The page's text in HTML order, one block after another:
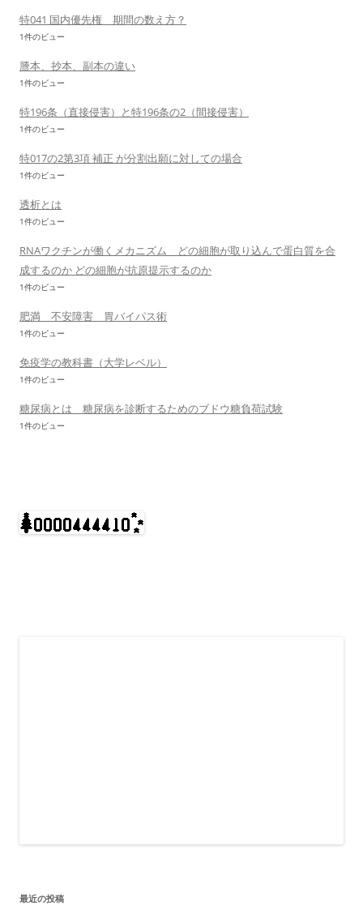
特041 国内優先権 期間の数え方？
1件のビュー
謄本、抄本、副本の違い
1件のビュー
特196条（直接侵害）と特196条の2（間接侵害）
1件のビュー
特017の2第3項 補正 が分割出願に対しての場合
1件のビュー
透析とは
1件のビュー
RNAワクチンが働くメカニズム どの細胞が取り込んで蛋白質を合
成するのか どの細胞が抗原提示するのか
1件のビュー
肥満 不安障害 胃バイパス術
1件のビュー
免疫学の教科書（大学レベル）
1件のビュー
糖尿病とは 糖尿病を診断するためのブドウ糖負荷試験
1件のビュー
最近の投稿